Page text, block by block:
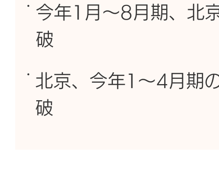
今年1月～8月期、北
破
北京、今年1～4月期
破